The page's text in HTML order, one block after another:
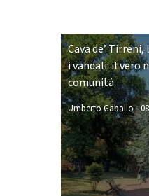
Cava de’
i vandali: il vero
comunità
Umberto Gaballo-